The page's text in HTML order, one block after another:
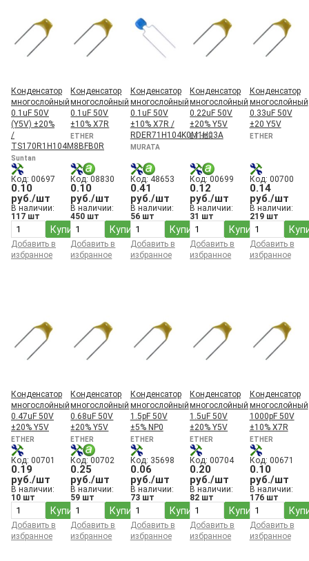
4300 пФ
47 пФ
470 пФ
4700 пФ
51 пФ
510 пФ
5100 пФ
56 пФ
560 пФ
5600 пФ
62 пФ
620 пФ
6200 пФ
68 пФ
680 пФ
6800 пФ
7.5 пФ
820 пФ
8200 пФ
9.1 пФ
Конденсатор
многослойный
0.1uF 50V
(Y5V) ±20%
/
TS170R1H104M8BFB0R
Suntan
Код: 00697
0.10
руб./шт
В наличии:
117 шт
Купить
Добавить в
избранное
Конденсатор
многослойный
0.1uF 50V
±10% X7R
ETHER
Код: 08830
0.10
руб./шт
В наличии:
450 шт
Купить
Добавить в
избранное
Конденсатор
многослойный
0.1uF 50V
±10% X7R /
RDER71H104K0M1H03A
MURATA
Код: 48653
0.41
руб./шт
В наличии:
56 шт
Купить
Добавить в
избранное
Конденсатор
многослойный
0.22uF 50V
±20% Y5V
ETHER
Код: 00699
0.12
руб./шт
В наличии:
31 шт
Купить
Добавить в
избранное
Конденсатор
многослойный
0.33uF 50V
±20 Y5V
ETHER
Код: 00700
0.14
руб./шт
В наличии:
219 шт
Добавить в
избранное
Конденсатор
многослойный
0.47uF 50V
±20% Y5V
ETHER
Код: 00701
0.19
руб./шт
В наличии:
10 шт
Купить
Добавить в
избранное
Конденсатор
многослойный
0.68uF 50V
±20% Y5V
ETHER
Код: 00702
0.25
руб./шт
В наличии:
59 шт
Купить
Добавить в
избранное
Конденсатор
многослойный
1.5pF 50V
±5% NP0
ETHER
Код: 35698
0.06
руб./шт
В наличии:
73 шт
Купить
Добавить в
избранное
Конденсатор
многослойный
1.5uF 50V
±20% Y5V
ETHER
Код: 00704
0.20
руб./шт
В наличии:
82 шт
Купить
Добавить в
избранное
Конденсатор
многослойный
1000pF 50V
±10% X7R
ETHER
Код: 00671
0.10
руб./шт
В наличии:
176 шт
Добавить в
избранное